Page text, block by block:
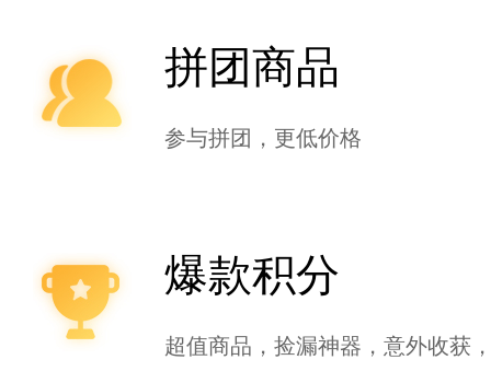
拼团商品
参与拼团，更低价格
爆款积分
超值商品，捡漏神器，意外收获